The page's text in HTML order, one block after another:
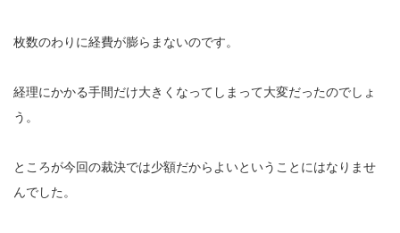
枚数のわりに経費が膨らまないのです。
経理にかかる手間だけ大きくなってしまって大変だったのでしょ
う。
ところが今回の裁決では少額だからよいということにはなりませ
んでした。